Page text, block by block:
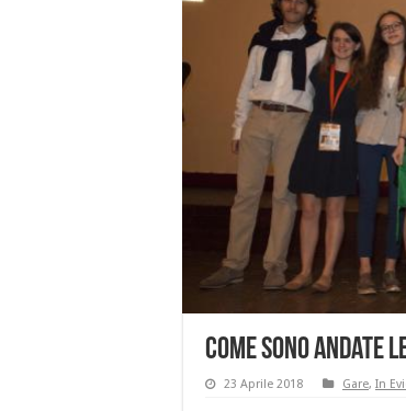
Come sono andate le
23 Aprile 2018 Gare, In